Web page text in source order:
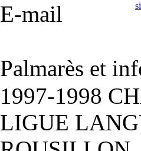
E-mail
Palmarès et
1997-1998
LIGUE